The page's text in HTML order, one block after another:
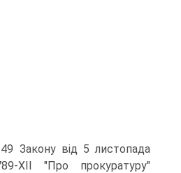
Закону від 5 листопада
"Про прокуратуру"